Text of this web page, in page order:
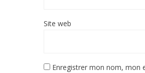
Site web
Enregistrer mon nom, mon